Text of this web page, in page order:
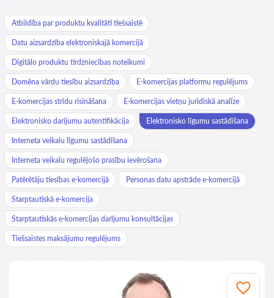
Atbildība par produktu kvalitāti tiešsaistē
Datu aizsardzība elektroniskajā komercijā
Digitālo produktu tirdzniecības noteikumi
Domēna vārdu tiesību aizsardzība E-komercijas platformu regulējums
E-komercijas strīdu risināšana E-komercijas vietņu juridiskā analīze
Elektronisko darījumu autentifikācija Elektronisko līgumu sastādīšana
Interneta veikalu līgumu sastādīšana
Interneta veikalu regulējošo prasību ievērošana
Patērētāju tiesības e-komercijā Personas datu apstrāde e-komercijā
Starptautiskā e-komercija
Starptautiskās e-komercijas darījumu konsultācijas
Tiešsaistes maksājumu regulējums